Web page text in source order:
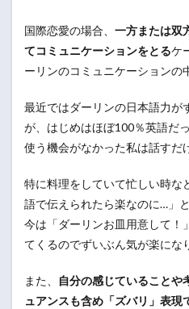
国際恋愛の場合、 一方または双
てコミュニケーションをとるケ
ーリンのコミュニケーションの
最近ではダーリンの日本語力が
が、はじめはほぼ100％英語だ
使う機会がなかった私は話すだ
特に料理をしていて忙しい時な
語で伝えられたら楽なのに…」
今は「ダーリンお皿用意して！
てくるのでずいぶん気が楽にな
また、
自分の感じていることや
ュアンスも含め「ズバリ」表現